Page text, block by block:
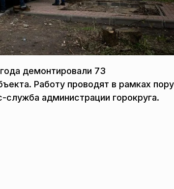
демонтировали 73
Работу проводят в рамках
администрации горокруга.